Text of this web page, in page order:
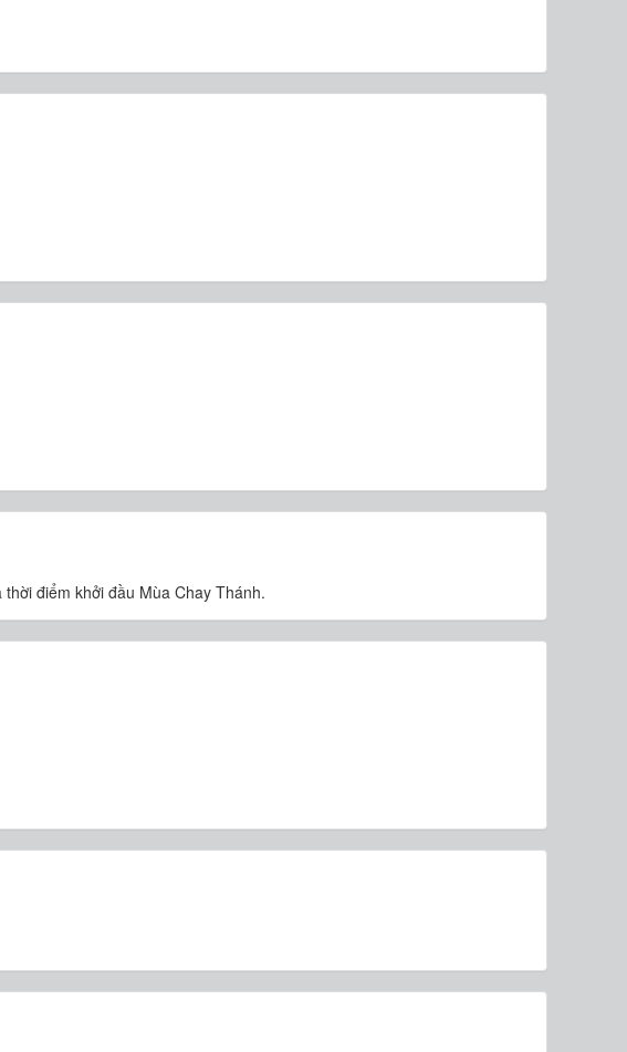
điểm khởi đầu Mùa Chay Thánh.